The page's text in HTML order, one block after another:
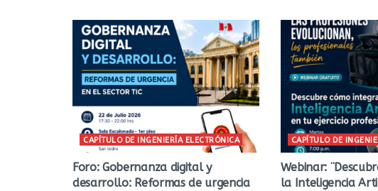
CAPÍTULO DE INGENIERÍA ELECTRÓNICA
Foro: Gobernanza digital y
desarrollo: Reformas de urgencia
CAPÍTULO DE
Webinar:
la Inteligencia